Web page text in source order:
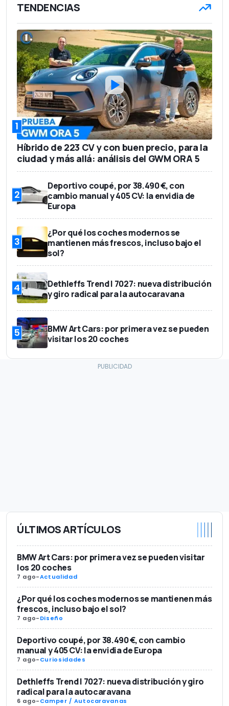
TENDENCIAS
1
Híbrido de 223 CV y con buen precio, para la
ciudad y más allá: análisis del GWM ORA 5
2
Deportivo coupé, por 38.490 €, con
cambio manual y 405 CV: la envidia de
Europa
3
¿Por qué los coches modernos se
mantienen más frescos, incluso bajo el
sol?
4
Dethleffs Trend I 7027: nueva distribución
y giro radical para la autocaravana
5
BMW Art Cars: por primera vez se pueden
visitar los 20 coches
ÚLTIMOS ARTÍCULOS
BMW Art Cars: por primera vez se pueden visitar
los 20 coches
7 ago-Actualidad
¿Por qué los coches modernos se mantienen más
frescos, incluso bajo el sol?
7 ago-Diseño
Deportivo coupé, por 38.490 €, con cambio
manual y 405 CV: la envidia de Europa
7 ago-Curiosidades
Dethleffs Trend I 7027: nueva distribución y giro
radical para la autocaravana
6 ago-Camper / Autocaravanas